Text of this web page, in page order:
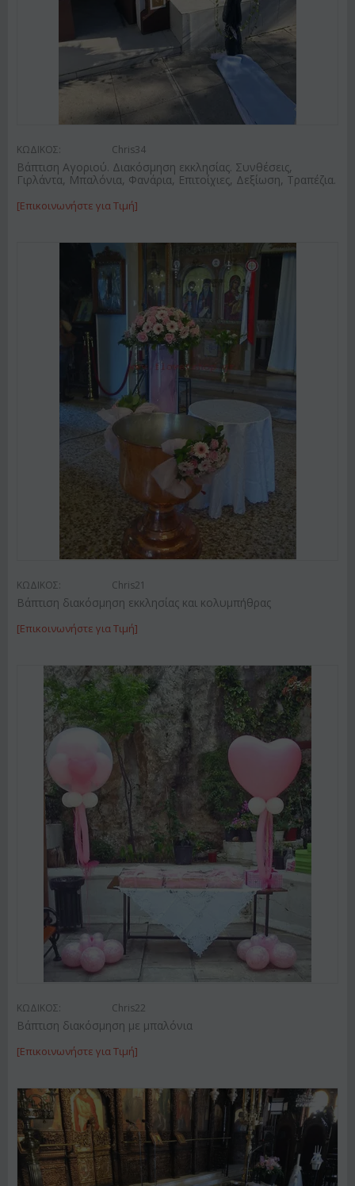
ΚΩΔΙΚΟΣ: Chris34
Βάπτιση Αγοριού. Διακόσμηση εκκλησίας. Συνθέσεις,
Γιρλάντα, Μπαλόνια, Φανάρια, Επιτοίχιες, Δεξίωση, Τραπέζια.
[Επικοινωνήστε για Τιμή]
ΚΩΔΙΚΟΣ: Chris21
Βάπτιση διακόσμηση εκκλησίας και κολυμπήθρας
[Επικοινωνήστε για Τιμή]
ΚΩΔΙΚΟΣ: Chris22
Βάπτιση διακόσμηση με μπαλόνια
[Επικοινωνήστε για Τιμή]